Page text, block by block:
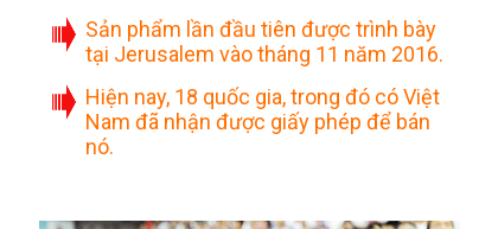
Sản phẩm lần đầu tiên được trình bày
tại Jerusalem vào tháng 11 năm 2016.
Hiện nay, 18 quốc gia, trong đó có Việt
Nam đã nhận được giấy phép để bán
nó.